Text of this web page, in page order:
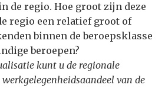
de regio. Hoe groot zijn deze
regio een relatief groot of
binnen de beroepsklasse
beroepen?
kunt u de regionale
van de